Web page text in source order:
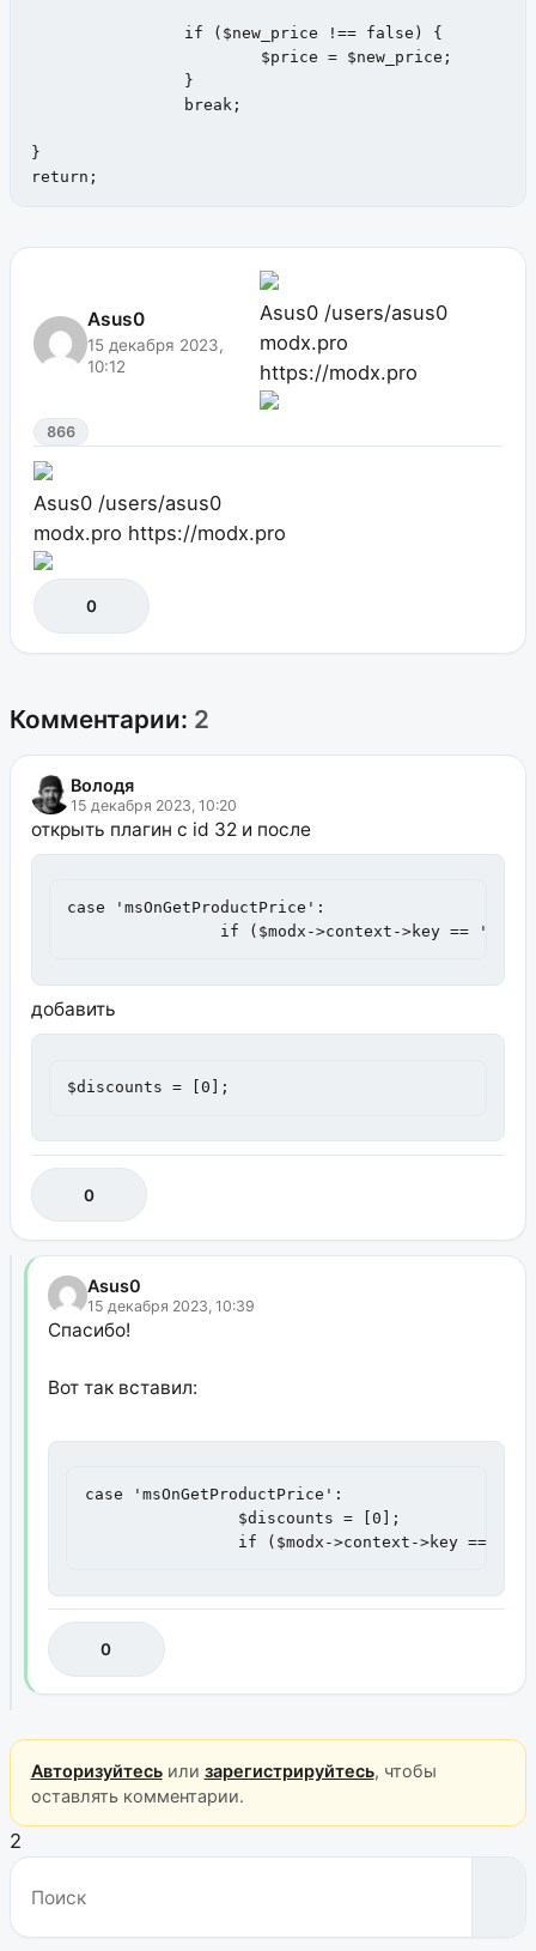
}
return;
Asus0
15 декабря 2023,
10:12
Asus0 /users/asus0
modx.pro
https://modx.pro
866
Asus0 /users/asus0
modx.pro https://modx.pro
0
Комментарии: 2
Володя
15 декабря 2023, 10:20
открыть плагин с id 32 и после
case 'msOnGetProductPrice':
if ($modx->context->key ==
добавить
$discounts = [0];
0
Asus0
15 декабря 2023, 10:39
Спасибо!
Вот так вставил:
case 'msOnGetProductPrice':
                $discounts = [0];
if ($modx->context->key ==
0
Авторизуйтесьили зарегистрируйтесь, чтобы
оставлять комментарии.
2